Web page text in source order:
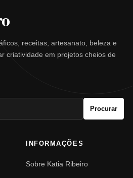
receitas, artesanato, beleza e
criatividade em projetos cheios de
Procurar
INFORMAÇÕES
Sobre Katia Ribeiro